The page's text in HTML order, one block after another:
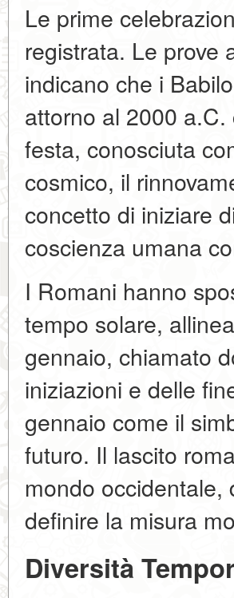
Le prime
registrata. Le prove
indicano che i
attorno al 2000
festa, conosciuta
cosmico, il
concetto di iniziare
coscienza umana
I Romani hanno
tempo solare,
gennaio, chiamato
iniziazioni e delle
gennaio come il
futuro. Il lascito
mondo occidentale,
definire la misura
Diversità